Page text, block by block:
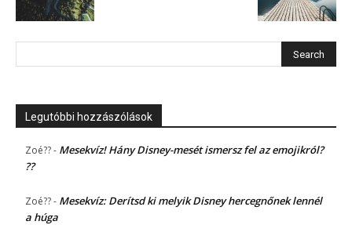
Legutóbbi hozzászólások
Zoé??- Mesekvíz! Hány Disney-mesét ismersz fel az emojikról?
??
Zoé??- Mesekvíz: Derítsd ki melyik Disney hercegnőnek lennél
a húga